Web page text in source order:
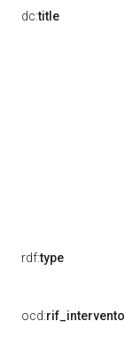
dc:title
rdf:type
ocd:rif_intervento